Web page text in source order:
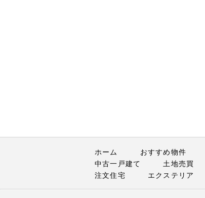
ホーム おすすめ物件
中古一戸建て
土地売買
注文住宅
エクステリア